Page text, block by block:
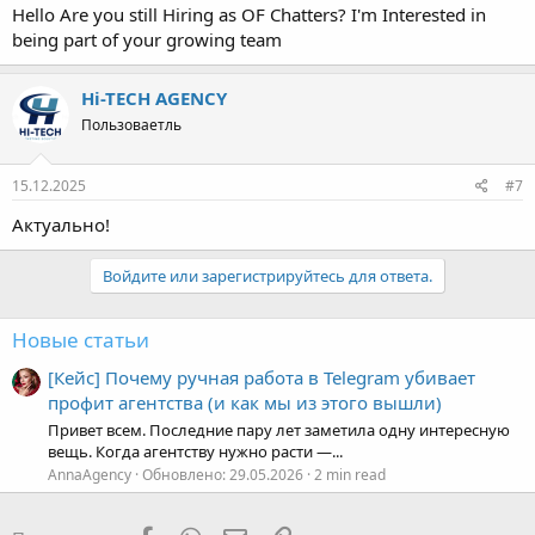
Hello Are you still Hiring as OF Chatters? I'm Interested in
being part of your growing team
Hi-TECH AGENCY
Пользоваетль
15.12.2025 #7
Актуально!
Войдите или зарегистрируйтесь для ответа.
Новые статьи
[Кейс] Почему ручная работа в Telegram убивает
профит агентства (и как мы из этого вышли)
Привет всем. Последние пару лет заметила одну интересную
вещь. Когда агентству нужно расти —...
AnnaAgency Обновлено:29.05.2026 2 min read